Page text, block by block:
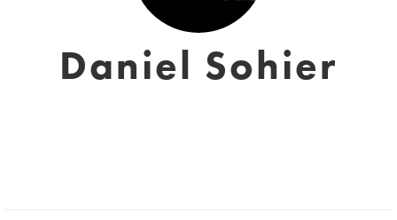
Daniel Sohier